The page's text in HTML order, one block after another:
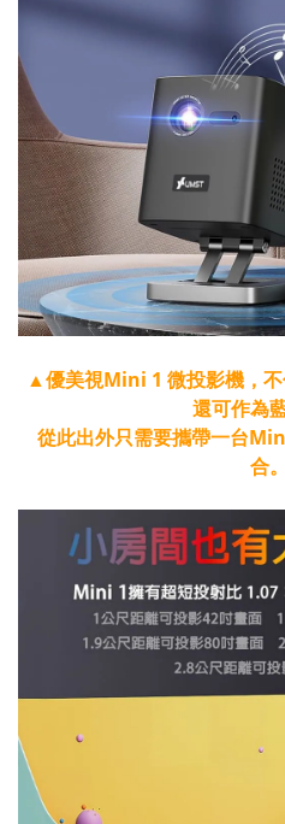
▲優美視Mini 1 微投影機，不
還可作為
從此出外只需要攜帶一台
合。